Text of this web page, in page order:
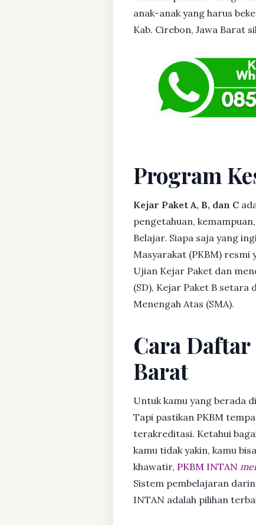
anak-anak yang harus
Kab. Cirebon, Jawa Barat
Program
Kejar Paket A, B, dan C
pengetahuan,
Belajar. Siapa saja yang
Masyarakat (PKBM)
Ujian Kejar Paket dan
(SD), Kejar Paket B setara
Menengah Atas (SMA).
Cara Daftar
Barat
Untuk kamu yang berada
Tapi pastikan PKBM
terakreditasi. Ketahui
kamu tidak yakin, kamu
khawatir, PKBM INTAN
Sistem pembelajaran
INTAN adalah pilihan